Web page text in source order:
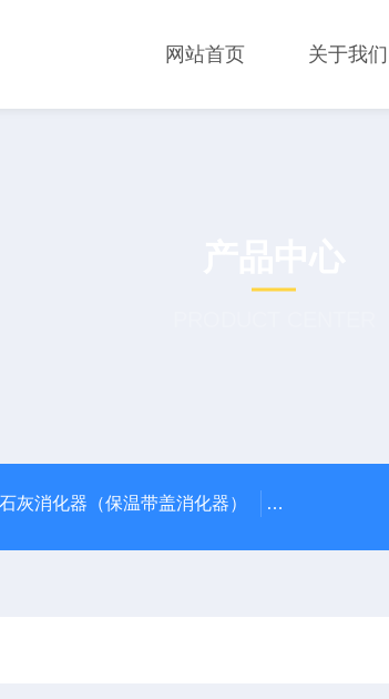
网站首页 关于我们
灰消化器（保温带盖消化器） *GB/T